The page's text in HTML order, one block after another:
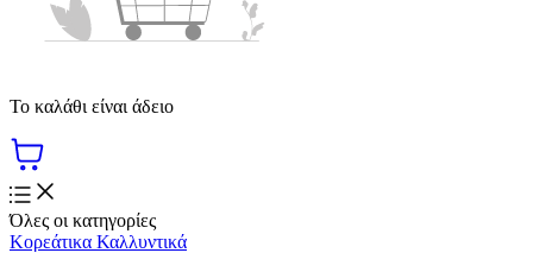
Το καλάθι είναι άδειο
Όλες οι κατηγορίες
Κορεάτικα Καλλυντικά